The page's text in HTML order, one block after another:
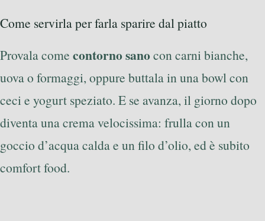
Come servirla per farla sparire dal piatto
Provala come contorno sanocon carni bianche,
uova o formaggi, oppure buttala in una bowl con
ceci e yogurt speziato. E se avanza, il giorno dopo
diventa una crema velocissima: frulla con un
goccio d’acqua calda e un filo d’olio, ed è subito
comfort food.